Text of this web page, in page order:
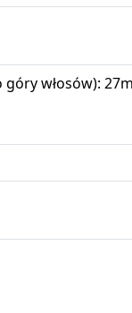
góry włosów):